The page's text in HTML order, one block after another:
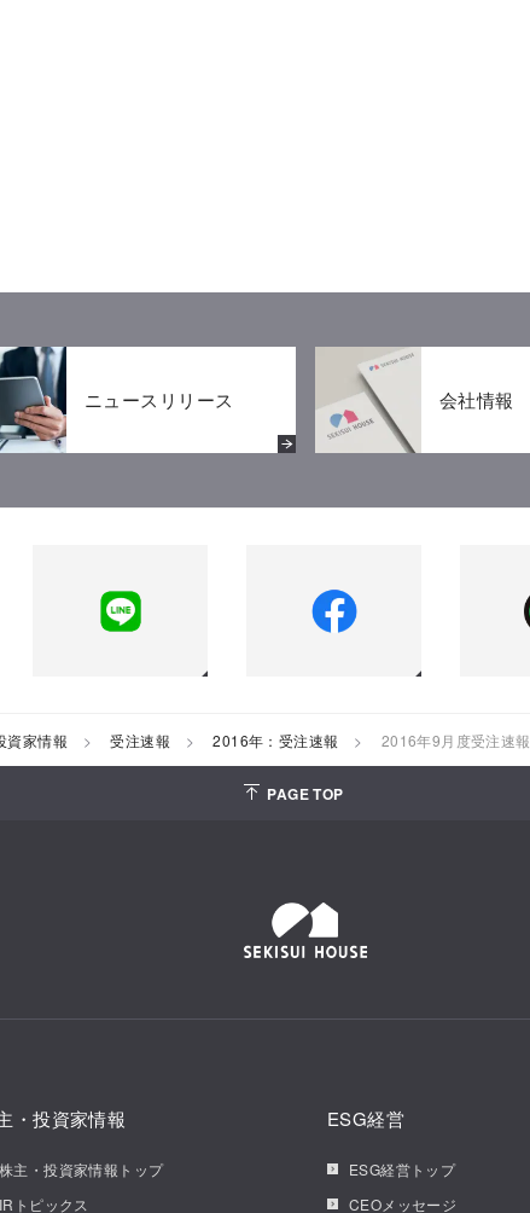
ニュースリリース 会社情報
資家情報 受注速報 2016年：受注速報 2016年9月度受注速報
PAGE TOP
・投資家情報
株主・投資家情報トップ
IRトピックス
ESG経営
ESG経営トップ
CEOメッセージ